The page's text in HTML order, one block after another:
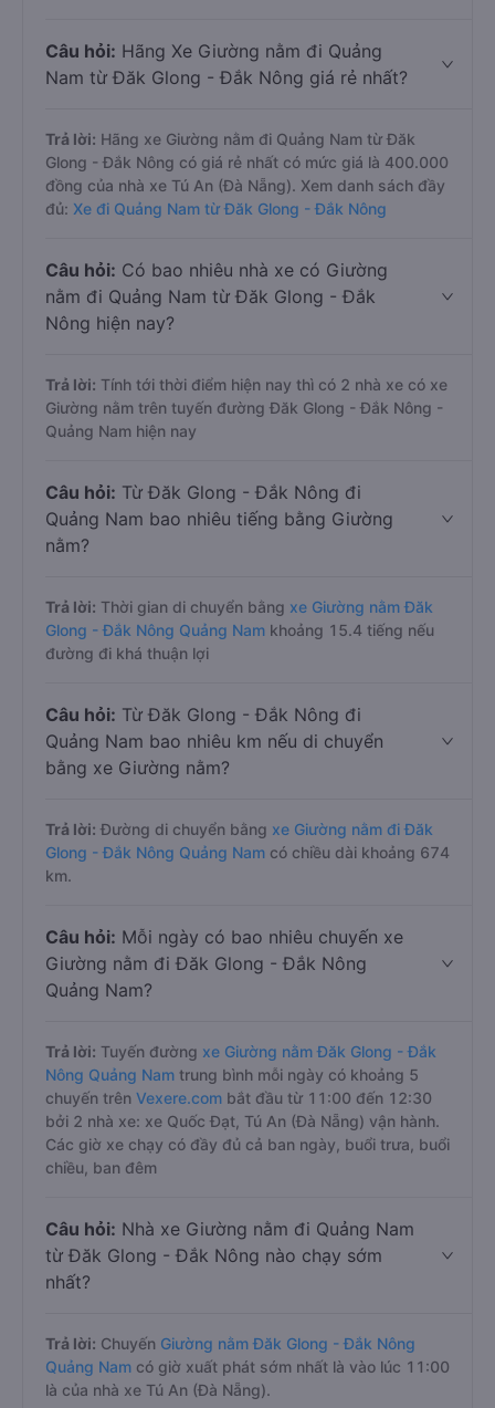
Câu hỏi: Hãng Xe Giường nằm đi Quảng
Nam từ Đăk Glong - Đắk Nông giá rẻ nhất?
Trả lời: Hãng xe Giường nằm đi Quảng Nam từ Đăk
Glong - Đắk Nông có giá rẻ nhất có mức giá là 400.000
đồng của nhà xe Tú An (Đà Nẵng). Xem danh sách đầy
đủ: Xe đi Quảng Nam từ Đăk Glong - Đắk Nông
Câu hỏi: Có bao nhiêu nhà xe có Giường
nằm đi Quảng Nam từ Đăk Glong - Đắk
Nông hiện nay?
Trả lời: Tính tới thời điểm hiện nay thì có 2 nhà xe có xe
Giường nằm trên tuyến đường Đăk Glong - Đắk Nông -
Quảng Nam hiện nay
Câu hỏi: Từ Đăk Glong - Đắk Nông đi
Quảng Nam bao nhiêu tiếng bằng Giường
nằm?
Trả lời: Thời gian di chuyển bằng xe Giường nằm Đăk
Glong - Đắk Nông Quảng Nam khoảng 15.4 tiếng nếu
đường đi khá thuận lợi
Câu hỏi: Từ Đăk Glong - Đắk Nông đi
Quảng Nam bao nhiêu km nếu di chuyển
bằng xe Giường nằm?
Trả lời: Đường di chuyển bằng xe Giường nằm đi Đăk
Glong - Đắk Nông Quảng Nam có chiều dài khoảng 674
km.
Câu hỏi: Mỗi ngày có bao nhiêu chuyến xe
Giường nằm đi Đăk Glong - Đắk Nông
Quảng Nam?
Trả lời: Tuyến đường xe Giường nằm Đăk Glong - Đắk
Nông Quảng Nam trung bình mỗi ngày có khoảng 5
chuyến trên Vexere.com bắt đầu từ 11:00 đến 12:30
bởi 2 nhà xe: xe Quốc Đạt, Tú An (Đà Nẵng) vận hành.
Các giờ xe chạy có đầy đủ cả ban ngày, buổi trưa, buổi
chiều, ban đêm
Câu hỏi: Nhà xe Giường nằm đi Quảng Nam
từ Đăk Glong - Đắk Nông nào chạy sớm
nhất?
Trả lời: Chuyến Giường nằm Đăk Glong - Đắk Nông
Quảng Nam có giờ xuất phát sớm nhất là vào lúc 11:00
là của nhà xe Tú An (Đà Nẵng).